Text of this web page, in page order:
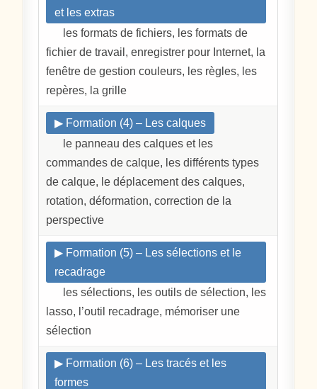
et les extras
les formats de fichiers, les formats de
fichier de travail, enregistrer pour Internet, la
fenêtre de gestion couleurs, les règles, les
repères, la grille
▶ Formation (4) – Les calques
le panneau des calques et les
commandes de calque, les différents types
de calque, le déplacement des calques,
rotation, déformation, correction de la
perspective
▶ Formation (5) – Les sélections et le
recadrage
les sélections, les outils de sélection, les
lasso, l’outil recadrage, mémoriser une
sélection
▶ Formation (6) – Les tracés et les
formes